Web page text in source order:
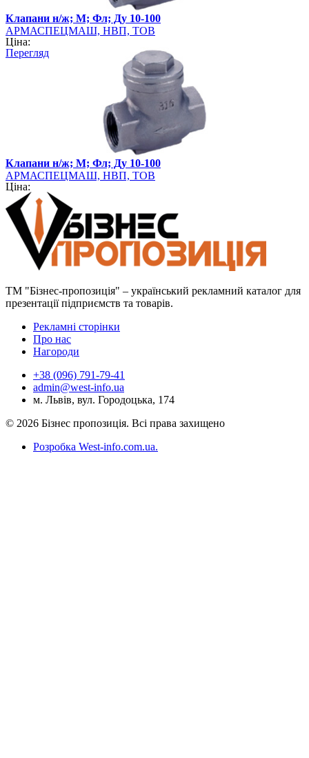
Клапани н/ж; М; Фл; Ду 10-100
АРМАСПЕЦМАШ, НВП, ТОВ
Ціна:
Перегляд
Клапани н/ж; М; Фл; Ду 10-100
АРМАСПЕЦМАШ, НВП, ТОВ
Ціна:
ТМ "Бізнес-пропозиція" – український рекламний каталог для
презентації підприємств та товарів.
Рекламні сторінки
Про нас
Нагороди
+38 (096) 791-79-41
admin@west-info.ua
м. Львів, вул. Городоцька, 174
© 2026 Бізнес пропозиція. Всі права захищено
Розробка West-info.com.ua.